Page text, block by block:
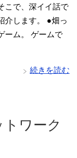
こで、深イイ話で
介します。 ●畑っ
ーム。 ゲームで
続きを読む
ワーク